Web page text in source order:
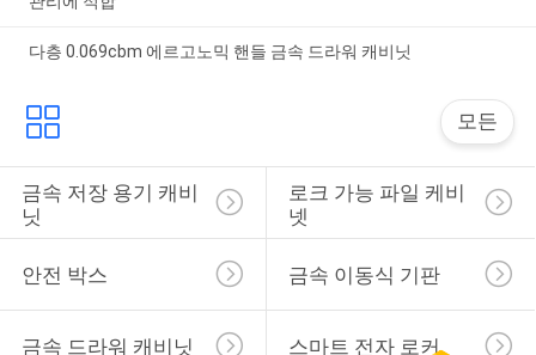
다층 0.069cbm 에르고노믹 핸들 금속 드라워 캐비닛
모든
금속 저장 용기 캐비
닛
로크 가능 파일 케비
넷
안전 박스 금속 이동식 기판
금속 드라워 캐비닛 스마트 전자 로커